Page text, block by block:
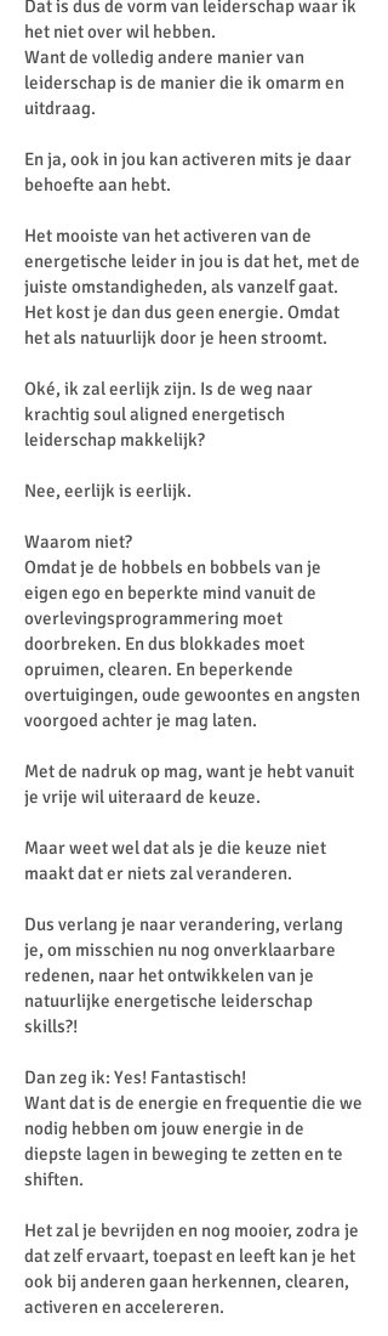
Dat is dus de vorm van leiderschap waar ik
het niet over wil hebben.
Want de volledig andere manier van
leiderschap is de manier die ik omarm en
uitdraag.
En ja, ook in jou kan activeren mits je daar
behoefte aan hebt.
Het mooiste van het activeren van de
energetische leider in jou is dat het, met de
juiste omstandigheden, als vanzelf gaat.
Het kost je dan dus geen energie. Omdat
het als natuurlijk door je heen stroomt.
Oké, ik zal eerlijk zijn. Is de weg naar
krachtig soul aligned energetisch
leiderschap makkelijk?
Nee, eerlijk is eerlijk.
Waarom niet?
Omdat je de hobbels en bobbels van je
eigen ego en beperkte mind vanuit de
overlevingsprogrammering moet
doorbreken. En dus blokkades moet
opruimen, clearen. En beperkende
overtuigingen, oude gewoontes en angsten
voorgoed achter je mag laten.
Met de nadruk op mag, want je hebt vanuit
je vrije wil uiteraard de keuze.
Maar weet wel dat als je die keuze niet
maakt dat er niets zal veranderen.
Dus verlang je naar verandering, verlang
je, om misschien nu nog onverklaarbare
redenen, naar het ontwikkelen van je
natuurlijke energetische leiderschap
skills?!
Dan zeg ik: Yes! Fantastisch!
Want dat is de energie en frequentie die we
nodig hebben om jouw energie in de
diepste lagen in beweging te zetten en te
shiften.
Het zal je bevrijden en nog mooier, zodra je
dat zelf ervaart, toepast en leeft kan je het
ook bij anderen gaan herkennen, clearen,
activeren en accelereren.